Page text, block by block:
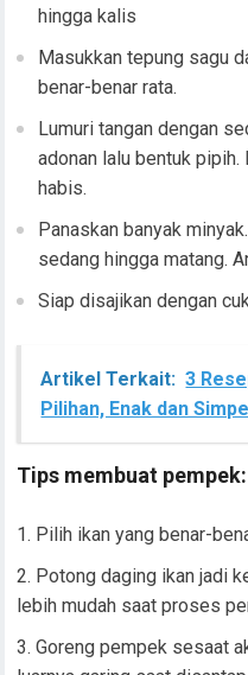
hingga kalis
Masukkan tepung sagu
benar-benar rata.
Lumuri tangan dengan
adonan lalu bentuk pipih.
habis.
Panaskan banyak
sedang hingga matang.
Siap disajikan dengan
Artikel Terkait: 3
Pilihan, Enak dan
Tips membuat pempek:
Pilih ikan yang benar-
Potong daging ikan jadi
lebih mudah saat proses
Goreng pempek sesaat